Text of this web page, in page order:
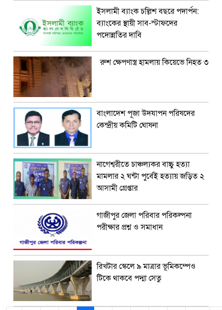
ইসলামী ব্যাংক চল্লিশ বছরে পদার্পন:
ব্যাংকের স্থায়ী সাব-স্টাফদের
পদোন্নতির দাবি
রুশ ক্ষেপণাস্ত্র হামলায় কিয়েভে নিহত ৩
বাংলাদেশ পূজা উদযাপন পরিষদের
কেন্দ্রীয় কমিটি ঘোষনা
নাগেশ্বরীতে চাঞ্চল্যকর বাচ্চু হত্যা
মামলার ২ ঘন্টা পুর্বেই হত্যায় জড়িত ২
আসামী গ্রেপ্তার
গাজীপুর জেলা পরিবার পরিকল্পনা
পরীক্ষার প্রশ্ন ও সমাধান
রিখটার স্কেলে ৯ মাত্রার ভূমিকম্পেও
টিকে থাকবে পদ্মা সেতু